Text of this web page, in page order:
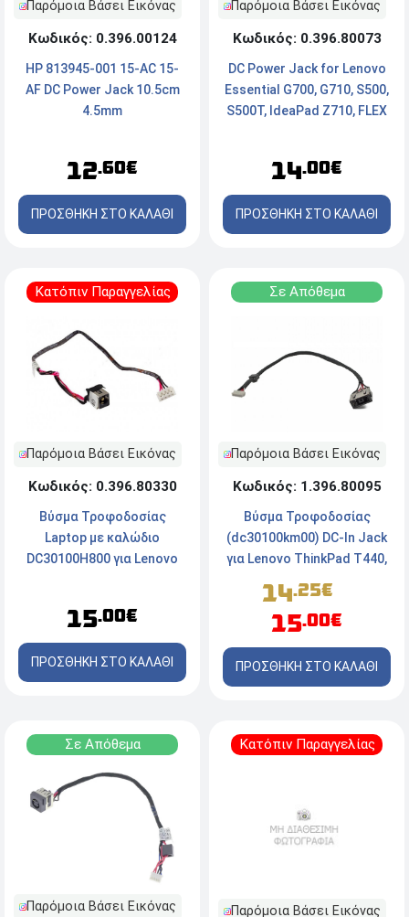
Παρόμοια Βάσει Εικόνας
Κωδικός: 0.396.00124
HP 813945-001 15-AC 15-
AF DC Power Jack 10.5cm
4.5mm
12.60€
ΠΡΟΣΘΗΚΗ ΣΤΟ ΚΑΛΑΘΙ
Παρόμοια Βάσει Εικόνας
Κωδικός: 0.396.80073
DC Power Jack for Lenovo
Essential G700, G710, S500,
S500T, IdeaPad Z710, FLEX
14.00€
ΠΡΟΣΘΗΚΗ ΣΤΟ ΚΑΛΑΘΙ
Κατόπιν Παραγγελίας
Παρόμοια Βάσει Εικόνας
Κωδικός: 0.396.80330
Βύσμα Τροφοδοσίας
Laptop με καλώδιο
DC30100H800 για Lenovo
15.00€
ΠΡΟΣΘΗΚΗ ΣΤΟ ΚΑΛΑΘΙ
Σε Απόθεμα
Παρόμοια Βάσει Εικόνας
Κωδικός: 1.396.80095
Βύσμα Τροφοδοσίας
(dc30100km00) DC-In Jack
για Lenovo ThinkPad T440,
14.25€
15.00€
ΠΡΟΣΘΗΚΗ ΣΤΟ ΚΑΛΑΘΙ
Σε Απόθεμα
Παρόμοια Βάσει Εικόνας
Κατόπιν Παραγγελίας
Παρόμοια Βάσει Εικόνας